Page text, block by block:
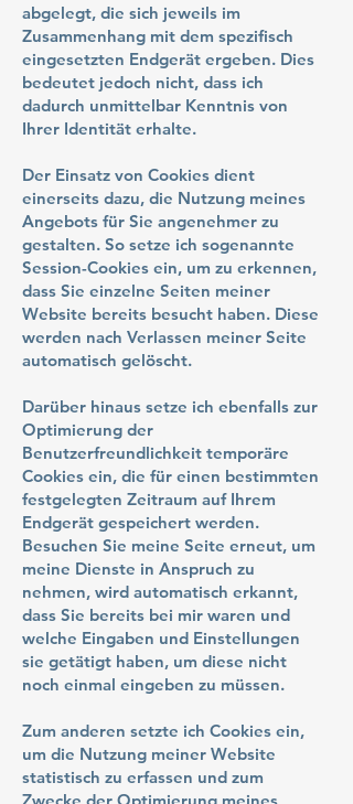
abgelegt, die sich jeweils im
Zusammenhang mit dem spezifisch
eingesetzten Endgerät ergeben. Dies
bedeutet jedoch nicht, dass ich
dadurch unmittelbar Kenntnis von
Ihrer Identität erhalte.
Der Einsatz von Cookies dient
einerseits dazu, die Nutzung meines
Angebots für Sie angenehmer zu
gestalten. So setze ich sogenannte
Session-Cookies ein, um zu erkennen,
dass Sie einzelne Seiten meiner
Website bereits besucht haben. Diese
werden nach Verlassen meiner Seite
automatisch gelöscht.
Darüber hinaus setze ich ebenfalls zur
Optimierung der
Benutzerfreundlichkeit temporäre
Cookies ein, die für einen bestimmten
festgelegten Zeitraum auf Ihrem
Endgerät gespeichert werden.
Besuchen Sie meine Seite erneut, um
meine Dienste in Anspruch zu
nehmen, wird automatisch erkannt,
dass Sie bereits bei mir waren und
welche Eingaben und Einstellungen
sie getätigt haben, um diese nicht
noch einmal eingeben zu müssen.
Zum anderen setzte ich Cookies ein,
um die Nutzung meiner Website
statistisch zu erfassen und zum